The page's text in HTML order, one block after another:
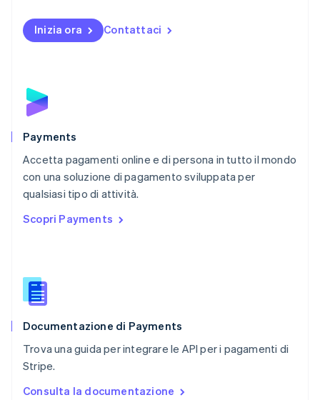
Inizia ora Contattaci
Payments
Accetta pagamenti online e di persona in tutto il mondo
con una soluzione di pagamento sviluppata per
qualsiasi tipo di attività.
Scopri Payments
Documentazione di Payments
Trova una guida per integrare le API per i pagamenti di
Stripe.
Consulta la documentazione
English
Nuova Zelanda
Polonia
English
Português
English简体中文
Regno Unito
English
English
English
Slovacchia
Slovenia
Spagna
Español
English Español简体中文